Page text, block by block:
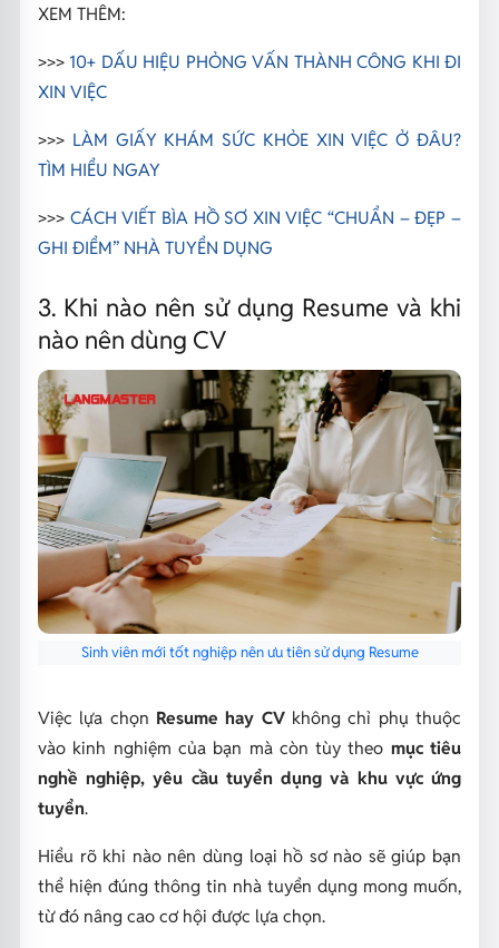
XEM THÊM:
>>> 10+ DẤU HIỆU PHỎNG VẤN THÀNH CÔNG KHI ĐI
XIN VIỆC
>>> LÀM GIẤY KHÁM SỨC KHỎE XIN VIỆC Ở ĐÂU?
TÌM HIỂU NGAY
>>> CÁCH VIẾT BÌA HỒ SƠ XIN VIỆC “CHUẨN – ĐẸP –
GHI ĐIỂM” NHÀ TUYỂN DỤNG
3. Khi nào nên sử dụng Resume và khi
nào nên dùng CV
Sinh viên mới tốt nghiệp nên ưu tiên sử dụng Resume
Việc lựa chọn Resume hay CVkhông chỉ phụ thuộc
vào kinh nghiệm của bạn mà còn tùy theo mục tiêu
nghề nghiệp, yêu cầu tuyển dụng và khu vực ứng
tuyển.
Hiểu rõ khi nào nên dùng loại hồ sơ nào sẽ giúp bạn
thể hiện đúng thông tin nhà tuyển dụng mong muốn,
từ đó nâng cao cơ hội được lựa chọn.